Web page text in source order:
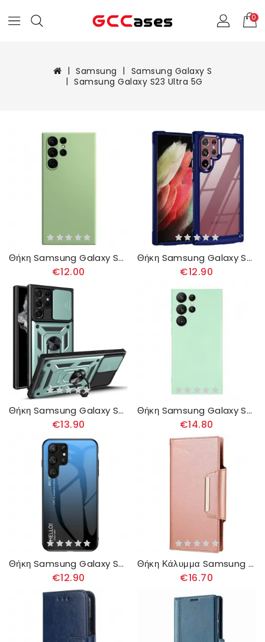
0
Samsung
Samsung Galaxy S
Samsung Galaxy S23 Ultra 5G
Θήκη Samsung Galaxy S23 Ultra 5G Σιλικόνη
€12.00
Θήκη Samsung Galaxy S23 Ultra 5G Υβριδικό Με Κράμα Αλουμινίου
€12.90
Θήκη Samsung Galaxy S23 Ultra 5G Στήριγμα Και Προστατευτικά Φακών
€13.90
Θήκη Samsung Galaxy S23 Ultra 5G Υγρή Σιλικόνη Με Κορδόνι
€14.80
Θήκη Samsung Galaxy S23 Ultra 5G Tempered Glass Γεια Σας
€12.90
Θήκη Κάλυμμα Samsung Galaxy S23 Ultra 5G Αποσπώμενο Ασημένιο Κούμπωμα
€16.70